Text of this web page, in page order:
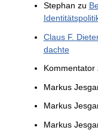
Stephan zu
Claus F.
dachte
Kommentator
Markus
Markus
Markus